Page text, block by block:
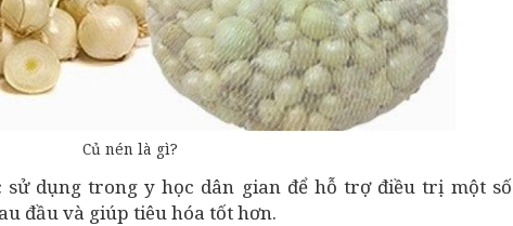
Củ nén là gì?
sử dụng trong y học dân gian để hỗ trợ điều trị một số
đầu và giúp tiêu hóa tốt hơn.